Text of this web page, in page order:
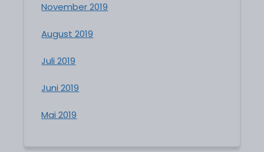
November 2019
August 2019
Juli 2019
Juni 2019
Mai 2019